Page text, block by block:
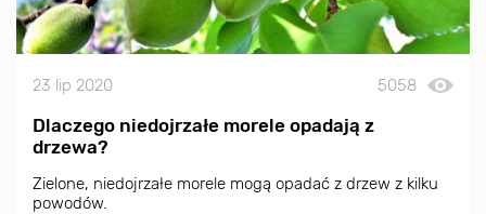
23 lip 2020 5058
Dlaczego niedojrzałe morele opadają z
drzewa?
Zielone, niedojrzałe morele mogą opadać z drzew z kilku
powodów.